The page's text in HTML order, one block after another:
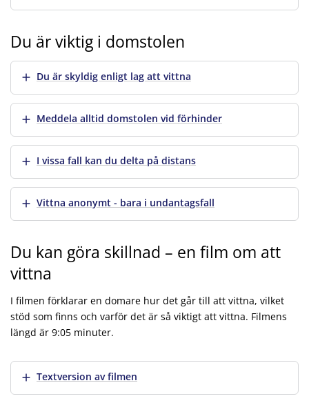
Du är viktig i domstolen
Visa merDu är skyldig enligt lag att vittna
Visa merMeddela alltid domstolen vid förhinder
Visa merI vissa fall kan du delta på distans
Visa merVittna anonymt - bara i undantagsfall
Du kan göra skillnad – en film om att
vittna
I filmen förklarar en domare hur det går till att vittna, vilket
stöd som finns och varför det är så viktigt att vittna. Filmens
längd är 9:05 minuter.
Visa merTextversion av filmen